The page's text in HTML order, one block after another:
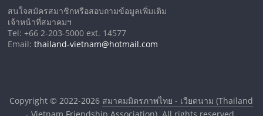
สนใจสมัครสมาชิกหรือสอบถามข้อมูลเพิ่มเติม
เจ้าหน้าที่สมาคมฯ
Tel: +66 2-203-5000 ext. 14577
Email:thailand-vietnam@hotmail.com
Copyright © 2022-2026 สมาคมมิตรภาพไทย - เวียดนาม (Thailand